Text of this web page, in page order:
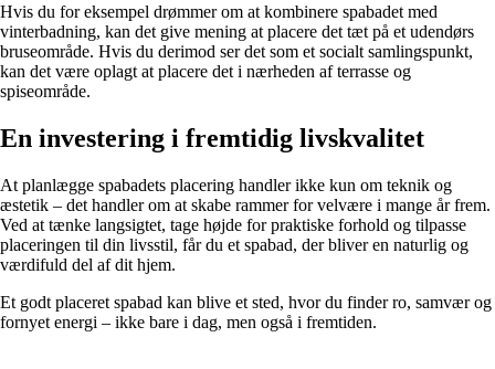
Hvis du for eksempel drømmer om at kombinere spabadet med
vinterbadning, kan det give mening at placere det tæt på et udendørs
bruseområde. Hvis du derimod ser det som et socialt samlingspunkt,
kan det være oplagt at placere det i nærheden af terrasse og
spiseområde.
En investering i fremtidig livskvalitet
At planlægge spabadets placering handler ikke kun om teknik og
æstetik – det handler om at skabe rammer for velvære i mange år frem.
Ved at tænke langsigtet, tage højde for praktiske forhold og tilpasse
placeringen til din livsstil, får du et spabad, der bliver en naturlig og
værdifuld del af dit hjem.
Et godt placeret spabad kan blive et sted, hvor du finder ro, samvær og
fornyet energi – ikke bare i dag, men også i fremtiden.